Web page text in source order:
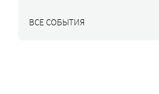
ВСЕ СОБЫТИЯ